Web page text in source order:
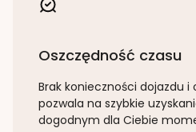
Oszczędność czasu
Brak konieczności dojazdu
pozwala na szybkie
dogodnym dla Ciebie